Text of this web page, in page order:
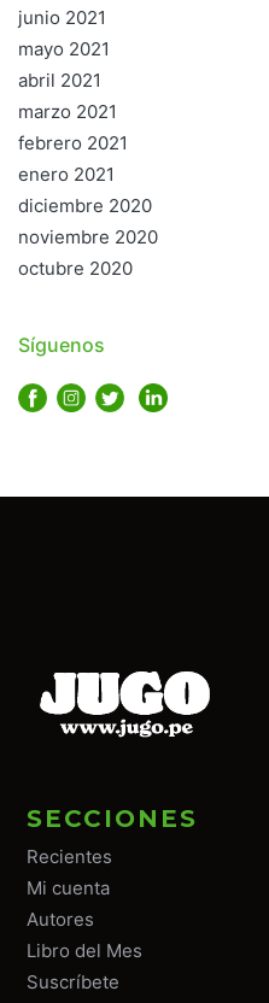
junio 2021
mayo 2021
abril 2021
marzo 2021
febrero 2021
enero 2021
diciembre 2020
noviembre 2020
octubre 2020
Síguenos
SECCIONES
Recientes
Mi cuenta
Autores
Libro del Mes
Suscríbete